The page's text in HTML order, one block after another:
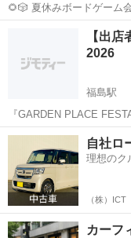
🌻🎲 夏休みボードゲーム会 参加者募
い室内で楽しく遊びませんか？ ☀️ 冷房の効いた快適
まなボードゲームを楽しむ交流会
福島
【出
2026
福島駅
『GARDEN PLACE FESTA 2026』 ガーデンプレイス フェスタ
～Explore Fukushima～ 毎年、道の駅ふくしまで開催しているハンド
メイドマルシェです。 手
福島 福島市 福島駅
自社ロ
理想のク
（株）ICT
カーフ